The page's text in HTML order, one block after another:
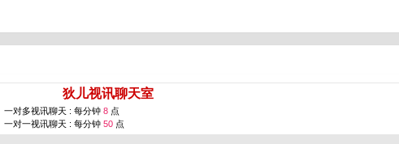
狄儿视讯聊天室
一对多视讯聊天 : 每分钟 8 点
一对一视讯聊天 : 每分钟 50 点